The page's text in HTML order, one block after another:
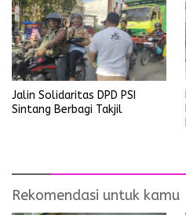
Jalin Solidaritas DPD PSI
Sintang Berbagi Takjil
Rekomendasi untuk kamu